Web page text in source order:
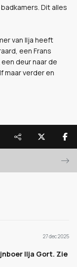
Dit alles
van Ilja heeft
een Frans
deur naar de
maar verder en
27 dec 2025
Ilja Gort. Zie